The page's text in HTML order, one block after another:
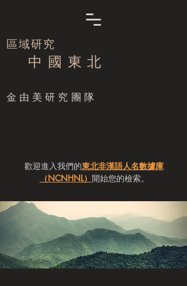
區域研究
中 國 東 北
​金由美研究團隊
歡迎進入我們的東北非漢語人名數據庫
（NCNHNL） 開始您的檢索。